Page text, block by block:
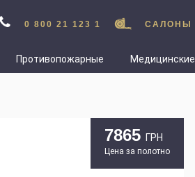
0 800 21 123 1 САЛОНЫ
Противопожарные Медицинские
7865 ГРН
Цена за полотно